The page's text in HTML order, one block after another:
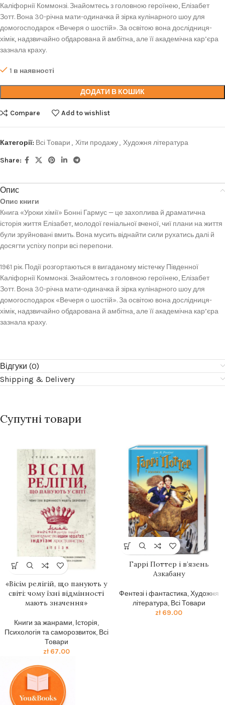
Каліфорнії Коммонзі. Знайомтесь з головною героїнею, Елізабет
Зотт. Вона 30-річна мати-одиначка й зірка кулінарного шоу для
домогосподарок «Вечеря о шостій». За освітою вона дослідниця-
хімік, надзвичайно обдарована й амбітна, але її академічна кар’єра
зазнала краху.
1 в наявності
ДОДАТИ В КОШИК
Compare Add to wishlist
Категорії: Всі Товари , Хіти продажу, Художня література
Share:
Опис
Опис книги
Книга «Уроки хімії» Бонні Гармус — це захоплива й драматична
історія життя Елізабет, молодої геніальної вченої, чиї плани на життя
були зруйновані вмить. Вона мусить віднайти сили рухатись далі й
досягти успіху попри всі перепони.
1961 рік. Події розгортаються в вигаданому містечку Південної
Каліфорнії Коммонзі. Знайомтесь з головною героїнею, Елізабет
Зотт. Вона 30-річна мати-одиначка й зірка кулінарного шоу для
домогосподарок «Вечеря о шостій». За освітою вона дослідниця-
хімік, надзвичайно обдарована й амбітна, але її академічна кар’єра
зазнала краху.
Відгуки (0)
Shipping & Delivery
Супутні товари
«Вісім релігій, що панують у
світі: чому їхні відмінності
мають значення»
Книги за жанрами, Історія,
Психологія та саморозвиток, Всі
Товари
zł67.00
Гаррі Поттер і в’язень
Азкабану
Фентезі і фантастика,Художня
література, Всі Товари
zł 69.00